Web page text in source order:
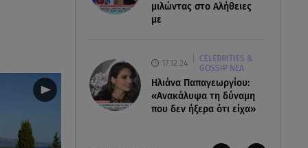
μιλώντας στο Αλήθειες
με
17.12.24
CELEBRITIES &
GOSSIP ΝΕΑ
Ηλιάνα Παπαγεωργίου:
«Ανακάλυψα τη δύναμη
που δεν ήξερα ότι είχα»